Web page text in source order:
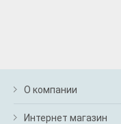
О компании
Интернет магазин